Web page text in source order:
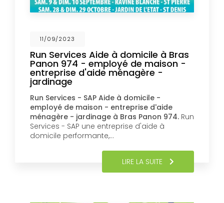
11/09/2023
Run Services Aide à domicile à Bras
Panon 974 - employé de maison -
entreprise d'aide ménagère -
jardinage
Run Services - SAP Aide à domicile -
employé de maison - entreprise d'aide
ménagère - jardinage à Bras Panon 974. Run
Services - SAP une entreprise d'aide à
domicile performante,…
LIRE LA SUITE